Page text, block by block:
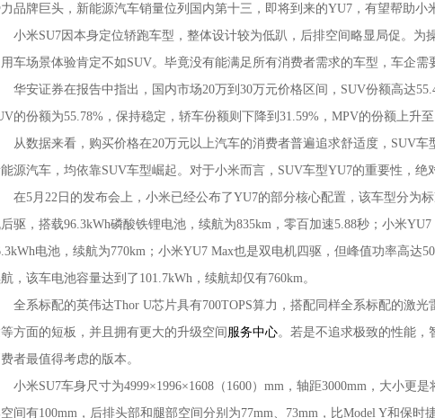
品牌巨头，新能源汽车销量位列国内第十三，即将到来的YU7，有望帮助小
SU7因本身定位轿跑车型，整体设计较为低趴，后排空间略显局促。为
车场景体验肯定不如SUV。毕竟没有能满足所有消费者需求的车型，车企需
证券在报告中指出，国内市场20万到30万元价格区间，SUV份额高达
的份额为55.78%，保持稳定，轿车份额则下降到31.59%，MPV的份额上升至
据来看，购买价格在20万元以上汽车的消费者普遍追求舒适度，SUV车
源汽车，均依靠SUV车型崛起。对于小米而言，SUV车型YU7的重要性，绝
月22日的发布会上，小米已经公布了YU7的部分核心配置，该车型分为标
驱，搭载96.3kWh磷酸铁锂电池，续航为835km，零百加速5.88秒；小米
电池，续航为770km；小米YU7 Max也是双电机四驱，但峰值功率高达
，该车电池容量达到了101.7kWh，续航却仅有760km。
标配的英伟达Thor U芯片具有700TOPS算力，搭配同样全系标配的激光
方面的短板，并且拥有更大的升级空间服务中心。若是不追求极致的性能
者最值得考虑的版本。
SU7车身尺寸为4999×1996×1608（1600）mm，轴距3000mm，大小更是
间有100mm，后排头部和腿部空间分别为77mm、73mm，比Model Y和保时捷